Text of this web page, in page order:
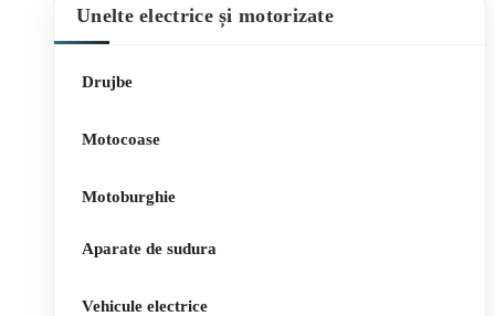
Unelte electrice și motorizate
Drujbe
Motocoase
Motoburghie
Aparate de sudura
Vehicule electrice